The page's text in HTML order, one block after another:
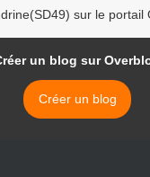
sur le portail
un blog sur
Créer un blog